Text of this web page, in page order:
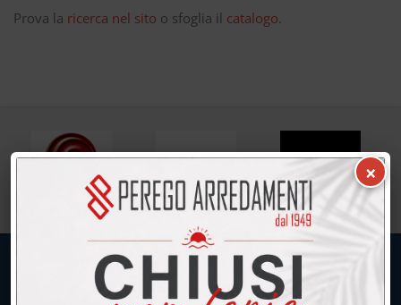
Prova la ricerca nel sito o sfoglia il catalogo.
×